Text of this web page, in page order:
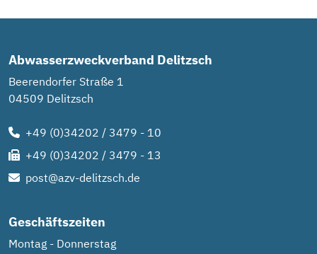
Abwasserzweckverband Delitzsch
Beerendorfer Straße 1
04509 Delitzsch
+49 (0)34202 / 3479 - 10
+49 (0)34202 / 3479 - 13
post@azv-delitzsch.de
Geschäftszeiten
Montag - Donnerstag